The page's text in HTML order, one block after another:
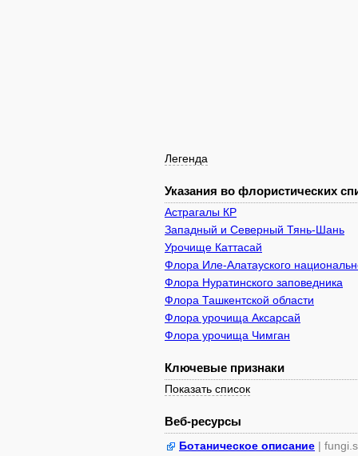
Легенда
Указания во флористических
Астрагалы КР
Западный и Северный Тянь-Шань
Урочище Каттасай
Флора Иле-Алатауского
Флора Нуратинского заповедника
Флора Ташкентской области
Флора урочища Аксарсай
Флора урочища Чимган
Ключевые признаки
Показать список
Веб-ресурсы
Ботаническое описание |